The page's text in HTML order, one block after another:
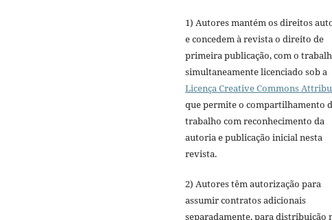
1) Autores mantém os direitos
e concedem à revista o direito de
primeira publicação, com o
simultaneamente licenciado sob a
Licença Creative Commons
que permite o compartilhamento
trabalho com reconhecimento da
autoria e publicação inicial nesta
revista.
2) Autores têm autorização para
assumir contratos adicionais
separadamente, para distribuição